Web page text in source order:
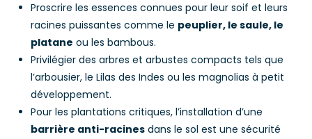
Proscrire les essences connues pour leur soif et leurs
racines puissantes comme le peuplier, le saule, le
platane ou les bambous.
Privilégier des arbres et arbustes compacts tels que
l’arbousier, le Lilas des Indes ou les magnolias à petit
développement.
Pour les plantations critiques, l’installation d’une
barrière anti-racines dans le sol est une sécurité